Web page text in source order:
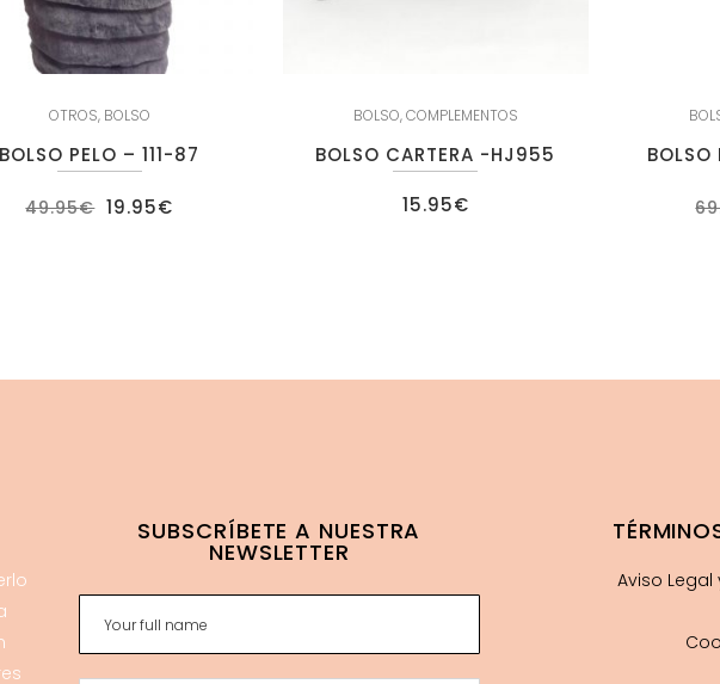
OTROS, BOLSO
BOLSO PELO – 111-87
49.95€ El
precio
19.95€
BOLSO,COMPLEMENTOS
BOLSO CARTERA -HJ955
15.95€
SUBSCRÍBETE A NUESTRA
NEWSLETTER
Aviso